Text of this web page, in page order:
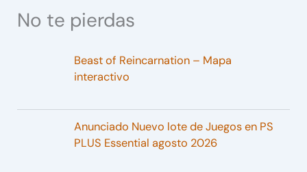
No te pierdas
Beast of Reincarnation – Mapa
interactivo
Anunciado Nuevo lote de Juegos en PS
PLUS Essential agosto 2026